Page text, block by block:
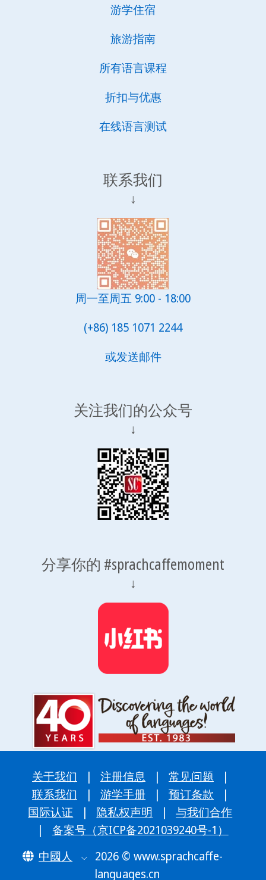
游学住宿
旅游指南
所有语言课程
折扣与优惠
在线语言测试
联系我们
↓
周一至周五 9:00 - 18:00
(+86) 185 1071 2244
或发送邮件
关注我们的公众号
↓
分享你的 #sprachcaffemoment
↓
关于我们 | 注册信息 | 常见问题
|
联系我们
| 游学手册 | 预订条款
|
国际认证
| 隐私权声明 |
与我们合作
|
备案号（京ICP备2021039240号-1）
中國人
2026 © www.sprachcaffe-
languages.cn